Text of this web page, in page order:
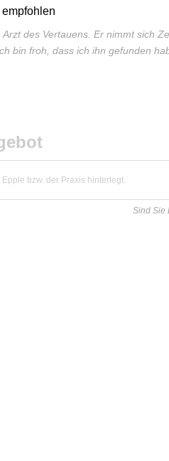
empfohlen
des Vertauens. Er nimmt sich
bin froh, dass ich ihn gefunden
bzw. der Praxis hinterlegt.
Sind Sie